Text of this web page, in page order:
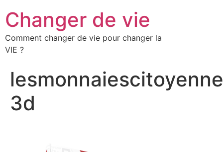
Changer de vie
Comment changer de vie pour changer la
VIE ?
3d